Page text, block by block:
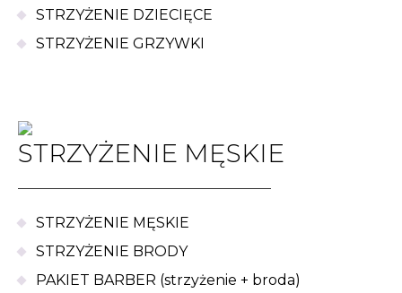
STRZYŻENIE DZIECIĘCE
STRZYŻENIE GRZYWKI
STRZYŻENIE MĘSKIE
STRZYŻENIE MĘSKIE
STRZYŻENIE BRODY
PAKIET BARBER (strzyżenie + broda)